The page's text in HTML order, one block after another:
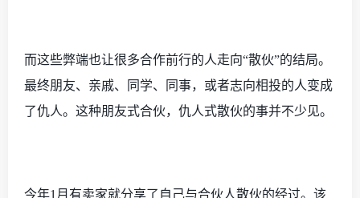
而这些弊端也让很多合作前行的人走向“散伙”的结局。
最终朋友、亲戚、同学、同事，或者志向相投的人变成
了仇人。这种朋友式合伙，仇人式散伙的事并不少见。
今年1月有卖家就分享了自己与合伙人散伙的经过。该